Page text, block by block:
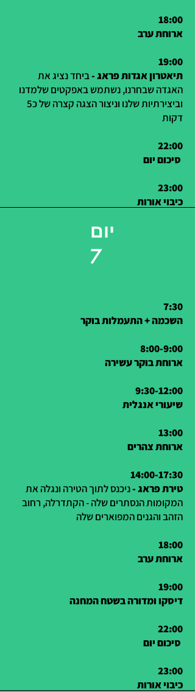
18:00
ארוחת ערב
19:00
תיאטרון אגדות פראג -ביחד נציג את
האגדה שבחרנו, נשתמש באפקטים שלמדנו
וביצירתיות שלנו וניצור הצגה קצרה של כ5
דקות
22:00
23:00
כיבוי אורות
יום
7
7:30
השכמה + התעמלות בוקר
8:00-9:00
ארוחת בוקר עשירה
9:30-12:00
שיעורי אנגלית
13:00
ארוחת צהרים
14:00-17:30
טירת פראג -ניכנס לתוך הטירה ונגלה את
המקומות הנסתרים שלה - הקתדרלה, רחוב
הזהב והגנים המפוארים שלה
18:00
ארוחת ערב
19:00
דיסקו ומדורה בשטח המחנה
22:00
23:00
כיבוי אורות